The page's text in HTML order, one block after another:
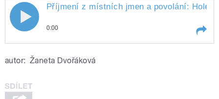
Příjmení z místních jmen a povolání:
0:00
Holešinský, Sobíšek, Derfler, Babulenka,
autor: Žaneta Dvořáková